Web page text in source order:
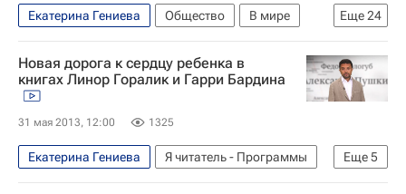
Еще24
Екатерина Гениева Общество
В мире
Религия
Культура Украина
Ростов
Харьков
Донецк Донбасс
Святогорск
Центральный ФО
Ярославская область
Европа
Харьковская область
Ростовский район
Елизавета Глинка
Новая дорога к сердцу ребенка в
книгах Линор Горалик и Гарри Бардина
31 мая 2013, 12:00 1325
Еще5
Екатерина Гениева
Я читатель - Программы
Эфир
Израиль Азия
Весь мир